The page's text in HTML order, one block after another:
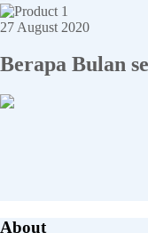
27 August 2020
Berapa Bulan
About